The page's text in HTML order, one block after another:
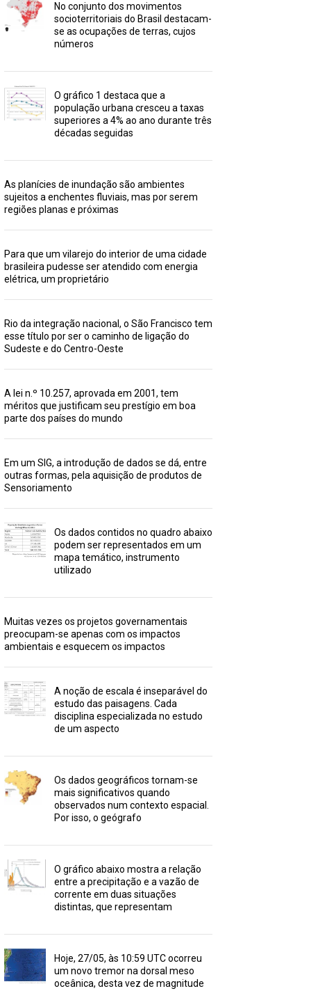
No conjunto dos movimentos
socioterritoriais do Brasil destacam-
se as ocupações de terras, cujos
números
O gráfico 1 destaca que a
população urbana cresceu a taxas
superiores a 4% ao ano durante três
décadas seguidas
As planícies de inundação são ambientes
sujeitos a enchentes fluviais, mas por serem
regiões planas e próximas
Para que um vilarejo do interior de uma cidade
brasileira pudesse ser atendido com energia
elétrica, um proprietário
Rio da integração nacional, o São Francisco tem
esse título por ser o caminho de ligação do
Sudeste e do Centro-Oeste
A lei n.º 10.257, aprovada em 2001, tem
méritos que justificam seu prestígio em boa
parte dos países do mundo
Em um SIG, a introdução de dados se dá, entre
outras formas, pela aquisição de produtos de
Sensoriamento
Os dados contidos no quadro abaixo
podem ser representados em um
mapa temático, instrumento
utilizado
Muitas vezes os projetos governamentais
preocupam-se apenas com os impactos
ambientais e esquecem os impactos
A noção de escala é inseparável do
estudo das paisagens. Cada
disciplina especializada no estudo
de um aspecto
Os dados geográficos tornam-se
mais significativos quando
observados num contexto espacial.
Por isso, o geógrafo
O gráfico abaixo mostra a relação
entre a precipitação e a vazão de
corrente em duas situações
distintas, que representam
Hoje, 27/05, às 10:59 UTC ocorreu
um novo tremor na dorsal meso
oceânica, desta vez de magnitude